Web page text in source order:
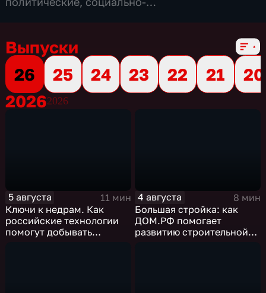
Выпуски
26
25 24 23 22 21
20
20262026
5 августа
11 мин
Ключи к недрам. Как
российские технологии
помогут добывать
4 августа
8 мин
Большая стройка: как
ДОМ.РФ помогает
развитию строительной